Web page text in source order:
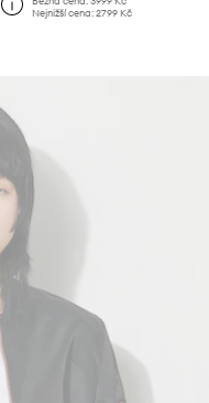
Nejnižší cena: 2799 Kč